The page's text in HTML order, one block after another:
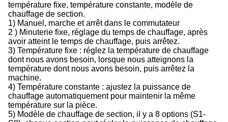
température fixe, température constante, modèle de
chauffage de section.
1) Manuel, marche et arrêt dans le commutateur
2 ) Minuterie fixe, réglage du temps de chauffage, après
avoir atteint le temps de chauffage, puis arrêtez.
3) Température fixe : réglez la température de chauffage
dont nous avons besoin, lorsque nous atteignons la
température dont nous avons besoin, puis arrêtez la
machine.
4) Température constante : ajustez la puissance de
chauffage automatiquement pour maintenir la même
température sur la pièce.
5) Modèle de chauffage de section, il y a 8 options (S1-